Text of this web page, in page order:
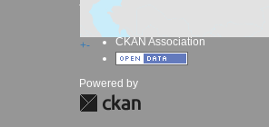
+-
Tietosuojailmoitus
CKAN ohjelmointirajapinta (API)
CKAN Association
Powered by